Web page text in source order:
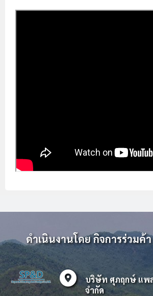
ดำเนินงานโดย กิจการร่วมค้า
explore_nearby
บริษัท ศุภฤกษ์ แพ
จำกัด